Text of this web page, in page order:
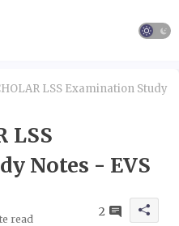
LSS Examination Study
LSS
Notes - EVS
read
2